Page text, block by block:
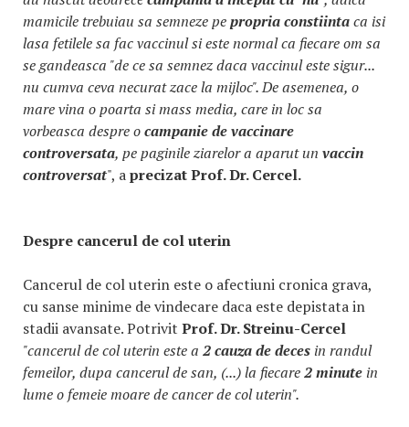
mamicile trebuiau sa semneze pepropria constiintaca isi
lasa fetilele sa fac vaccinul si este normal ca fiecare om sa
se gandeasca "de ce sa semnez daca vaccinul este sigur...
nu cumva ceva necurat zace la mijloc". De asemenea, o
mare vina o poarta si mass media, care in loc sa
vorbeasca despre ocampanie de vaccinare
controversata, pe paginile ziarelor a aparut un vaccin
controversat", aprecizat Prof. Dr. Cercel.
Despre cancerul de col uterin
Cancerul de col uterin este o afectiuni cronica grava,
cu sanse minime de vindecare daca este depistata in
stadii avansate. Potrivit Prof. Dr. Streinu-Cercel
"cancerul de col uterin este a 2 cauza de deces in randul
femeilor, dupa cancerul de san, (...) la fiecare2 minute in
lume o femeie moare de cancer de col uterin".